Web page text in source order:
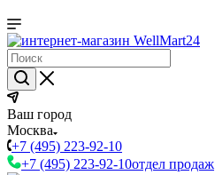
Ваш город
Москва
+7 (495) 223-92-10
+7 (495) 223-92-10отдел продаж